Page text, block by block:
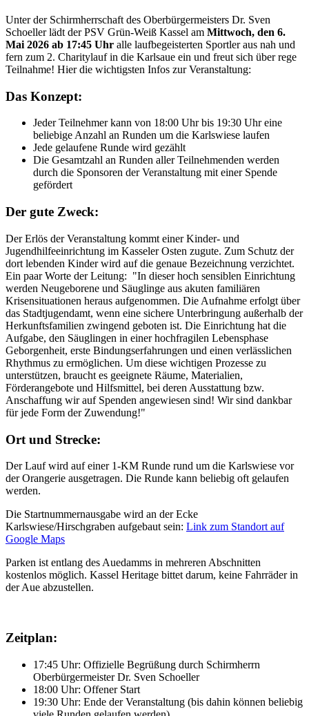
Unter der Schirmherrschaft des Oberbürgermeisters Dr. Sven
Schoeller lädt der PSV Grün-Weiß Kassel am Mittwoch, den 6.
Mai 2026 ab 17:45 Uhr alle laufbegeisterten Sportler aus nah und
fern zum 2. Charitylauf in die Karlsaue ein und freut sich über rege
Teilnahme! Hier die wichtigsten Infos zur Veranstaltung:
Das Konzept:
Jeder Teilnehmer kann von 18:00 Uhr bis 19:30 Uhr eine
beliebige Anzahl an Runden um die Karlswiese laufen
Jede gelaufene Runde wird gezählt
Die Gesamtzahl an Runden aller Teilnehmenden werden
durch die Sponsoren der Veranstaltung mit einer Spende
gefördert
Der gute Zweck:
Der Erlös der Veranstaltung kommt einer Kinder- und
Jugendhilfeeinrichtung im Kasseler Osten zugute. Zum Schutz der
dort lebenden Kinder wird auf die genaue Bezeichnung verzichtet.
Ein paar Worte der Leitung: "In dieser hoch sensiblen Einrichtung
werden Neugeborene und Säuglinge aus akuten familiären
Krisensituationen heraus aufgenommen. Die Aufnahme erfolgt über
das Stadtjugendamt, wenn eine sichere Unterbringung außerhalb der
Herkunftsfamilien zwingend geboten ist. Die Einrichtung hat die
Aufgabe, den Säuglingen in einer hochfragilen Lebensphase
Geborgenheit, erste Bindungserfahrungen und einen verlässlichen
Rhythmus zu ermöglichen. Um diese wichtigen Prozesse zu
unterstützen, braucht es geeignete Räume, Materialien,
Förderangebote und Hilfsmittel, bei deren Ausstattung bzw.
Anschaffung wir auf Spenden angewiesen sind! Wir sind dankbar
für jede Form der Zuwendung!"
Ort und Strecke:
Der Lauf wird auf einer 1-KM Runde rund um die Karlswiese vor
der Orangerie ausgetragen. Die Runde kann beliebig oft gelaufen
werden.
Die Startnummernausgabe wird an der Ecke
Karlswiese/Hirschgraben aufgebaut sein: Link zum Standort auf
Google Maps
Parken ist entlang des Auedamms in mehreren Abschnitten
kostenlos möglich. Kassel Heritage bittet darum, keine Fahrräder in
der Aue abzustellen.
Zeitplan:
17:45 Uhr: Offizielle Begrüßung durch Schirmherrn
Oberbürgermeister Dr. Sven Schoeller
18:00 Uhr: Offener Start
19:30 Uhr: Ende der Veranstaltung (bis dahin können beliebig